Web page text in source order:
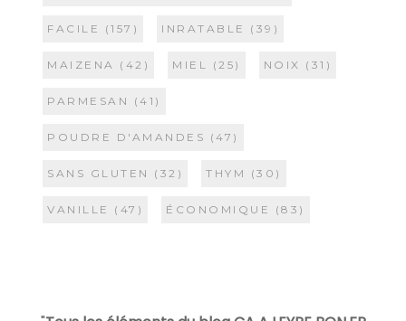
FACILE (157) INRATABLE (39)
MAIZENA (42) MIEL (25) NOIX (31)
PARMESAN (41)
POUDRE D'AMANDES (47)
SANS GLUTEN (32) THYM (30)
VANILLE (47) ÉCONOMIQUE (83)